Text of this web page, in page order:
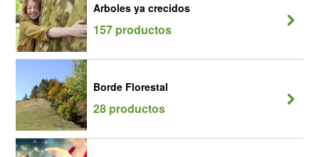
Arboles ya crecidos
157 productos
Borde Florestal
28 productos